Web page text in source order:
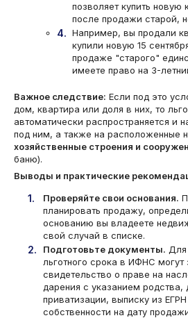
позволяет купить новую
после продажи старой,
Например, вы продали
купили новую 15
продаже "старого"
имеете право на 3-
Важное следствие: Если под это
дом, квартира или доля в них, то
автоматически распространяется и
под ним, а также на расположенные
хозяйственные строения и
баню).
Выводы и практические
Проверяйте свои основания.
планировать продажу,
основанию вы владеете
свой случай в списке.
Подготовьте документы.
льготного срока в ИФНС могут
свидетельство о праве на
дарения с указанием родства,
приватизации, выписку из
собственности на дату